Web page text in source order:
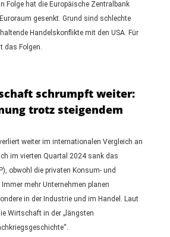
Folge hat die Europäische Zentralbank
gesenkt. Grund sind schlechte
Handelskonflikte mit den USA. Für
das Folgen.
schrumpft weiter:
trotz steigendem
weiter im internationalen Vergleich an
im vierten Quartal 2024 sank das
obwohl die privaten Konsum- und
mehr Unternehmen planen
in der Industrie und im Handel. Laut
Wirtschaft in der „längsten